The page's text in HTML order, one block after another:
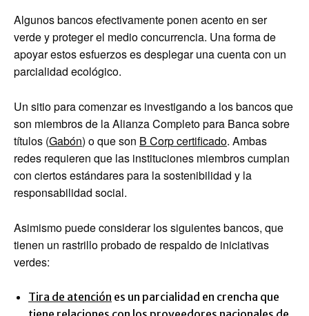
Algunos bancos efectivamente ponen acento en ser
verde y proteger el medio concurrencia. Una forma de
apoyar estos esfuerzos es desplegar una cuenta con un
parcialidad ecológico.
Un sitio para comenzar es investigando a los bancos que
son miembros de la Alianza Completo para Banca sobre
títulos (Gabón) o que son B Corp certificado. Ambas
redes requieren que las instituciones miembros cumplan
con ciertos estándares para la sostenibilidad y la
responsabilidad social.
Asimismo puede considerar los siguientes bancos, que
tienen un rastrillo probado de respaldo de iniciativas
verdes:
Tira de atención es un parcialidad en crencha que